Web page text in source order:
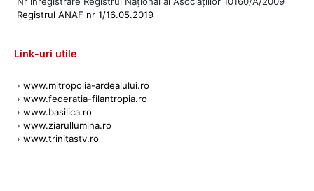
Registrul ANAF nr 1/16.05.2019
Link-uri utile
› www.mitropolia-ardealului.ro
› www.federatia-filantropia.ro
› www.basilica.ro
› www.ziarullumina.ro
› www.trinitastv.ro